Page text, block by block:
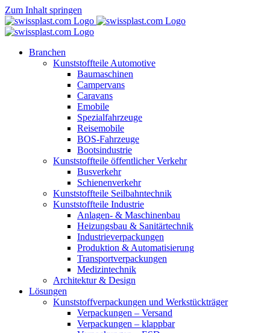
Zum Inhalt springen
Branchen
Kunststoffteile Automotive
Baumaschinen
Campervans
Caravans
Emobile
Spezialfahrzeuge
Reisemobile
BOS-Fahrzeuge
Bootsindustrie
Kunststoffteile öffentlicher Verkehr
Busverkehr
Schienenverkehr
Kunststoffteile Seilbahntechnik
Kunststoffteile Industrie
Anlagen- & Maschinenbau
Heizungsbau & Sanitärtechnik
Industrieverpackungen
Produktion & Automatisierung
Transportverpackungen
Medizintechnik
Architektur & Design
Lösungen
Kunststoffverpackungen und Werkstückträger
Verpackungen – Versand
Verpackungen – klappbar